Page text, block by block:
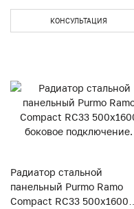
КОНСУЛЬТАЦИЯ
Радиатор стальной
панельный Purmo Ramo
Compact RC33 500x1600